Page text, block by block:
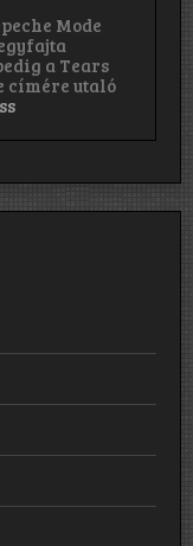
Mode
a Tears
címére utaló